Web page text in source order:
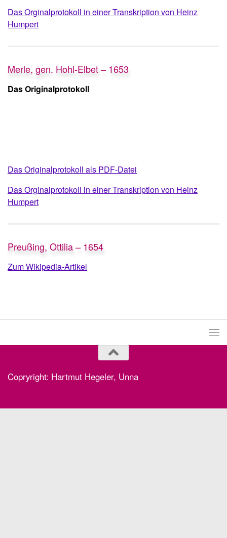
Das Orginalprotokoll in einer Transkription von Heinz
Humpert
Merle, gen. Hohl-Elbet – 1653
Das Originalprotokoll
Das Originalprotokoll als PDF-Datei
Das Orginalprotokoll in einer Transkription von Heinz
Humpert
Preußing, Ottilia – 1654
Zum Wikipedia-Artikel
Copryright: Hartmut Hegeler, Unna